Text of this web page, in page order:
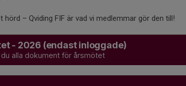
– Qviding FIF är vad vi medlemmar gör den till!
- 2026 (endast inloggade)
du alla dokument för årsmötet